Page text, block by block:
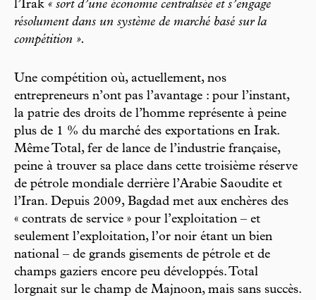
l’Irak « sort d’une économie centralisée et s’engage
résolument dans un système de marché basé sur la
compétition ».
Une compétition où, actuellement, nos
entrepreneurs n’ont pas l’avantage : pour l’instant,
la patrie des droits de l’homme représente à peine
plus de 1 % du marché des exportations en Irak.
Même Total, fer de lance de l’industrie française,
peine à trouver sa place dans cette troisième réserve
de pétrole mondiale derrière l’Arabie Saoudite et
l’Iran. Depuis 2009, Bagdad met aux enchères des
« contrats de service » pour l’exploitation – et
seulement l’exploitation, l’or noir étant un bien
national – de grands gisements de pétrole et de
champs gaziers encore peu développés. Total
lorgnait sur le champ de Majnoon, mais sans succès.